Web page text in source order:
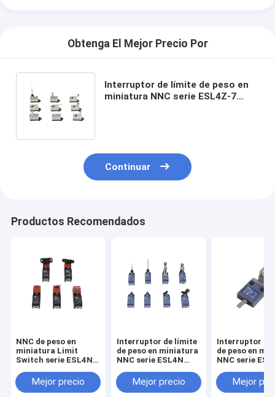
Obtenga El Mejor Precio Por
Interruptor de límite de peso en
miniatura NNC serie ESL4Z-7
Continuar
Productos Recomendados
NNC de peso en
miniatura Limit
Switch serie ESL4ND
maquinaria e
industria ligera
Mejor precio
Interruptor de límite
de peso en miniatura
NNC serie ESL4N
maquinaria e
industria ligera
Mejor precio
Interruptor de
de peso en
NNC serie
maquinaria e
industria
Mejor